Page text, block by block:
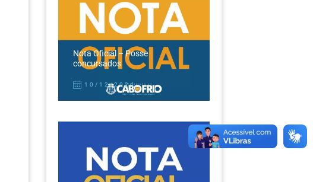
Nota Oficial – Posse
concursados
10/12/2024